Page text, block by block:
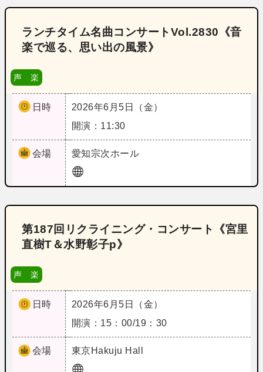
ランチタイム名曲コンサートVol.2830《音
楽で巡る、思い出の風景》
声 楽
日時
2026年6月5日（金）
開演：11:30
会場 愛知宗次ホール
第187回リクライニング・コンサート《宮里
直樹T＆水野彰子p》
声 楽
日時
2026年6月5日（金）
開演：15：00/19：30
会場 東京Hakuju Hall